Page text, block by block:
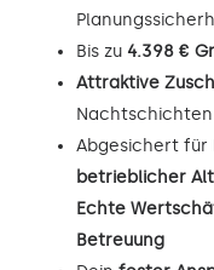
Bis zu 4.398 €
Attraktive
Abgesichert für
betrieblicher
Echte
Betreuung